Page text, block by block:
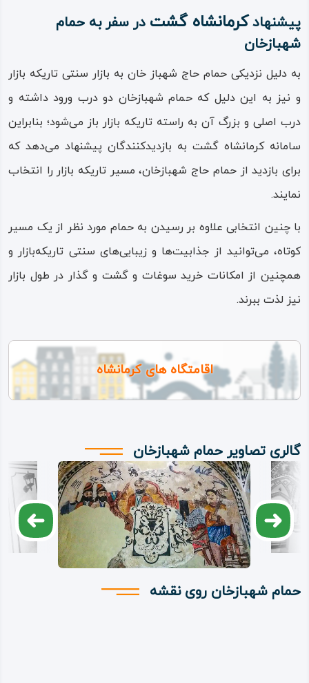
پیشنهادکرمانشاه گشت در سفر به حمام
شهبازخان
به دلیل نزدیکی حمام حاج شهباز خان به بازار سنتی تاریکه بازار
و نیز به این دلیل که حمام شهبازخان دو درب ورود داشته و
درب اصلی و بزرگ آن به راسته تاریکه بازار باز می‌شود؛ بنابراین
سامانه کرمانشاه گشت به بازدیدکنندگان پیشنهاد می‌دهد که
برای بازدید از حمام حاج‌ شهبازخان، مسیر تاریکه‌ بازار را انتخاب
نمایند.
با چنین انتخابی علاوه بر رسیدن به حمام مورد نظر از یک مسیر
کوتاه، می‌توانید از جذابیت‌ها و زیبایی‌های سنتی تاریکه‌بازار و
همچنین از امکانات خرید سوغات و گشت‌ و گذار در طول بازار
نیز لذت ببرند.
اقامتگاه های کرمانشاه
گالری تصاویر حمام شهبازخان
حمام شهبازخان روی نقشه